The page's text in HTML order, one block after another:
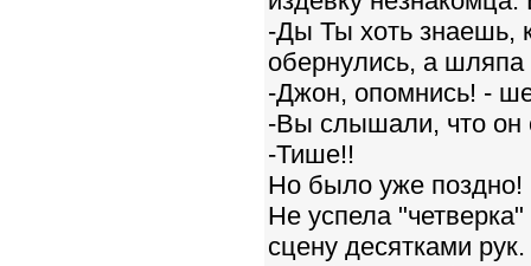
-Ды Ты хоть знаешь,
обернулись, а
-Джон, опомнись! -
-Вы слышали, что он
-Тише!!
Но было уже поздно!
Не успела
сцену десятками